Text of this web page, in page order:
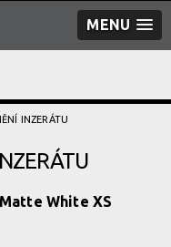
MENU
INZERÁTU
White XS